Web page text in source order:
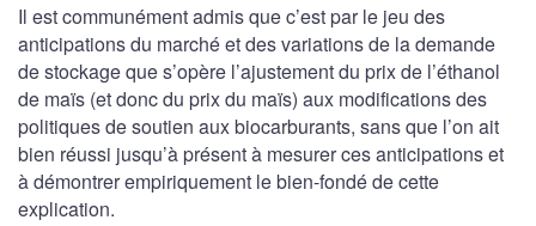
Il est communément admis que c’est par le jeu des
anticipations du marché et des variations de la demande
de stockage que s’opère l’ajustement du prix de l’éthanol
de maïs (et donc du prix du maïs) aux modifications des
politiques de soutien aux biocarburants, sans que l’on ait
bien réussi jusqu’à présent à mesurer ces anticipations et
à démontrer empiriquement le bien-fondé de cette
explication.